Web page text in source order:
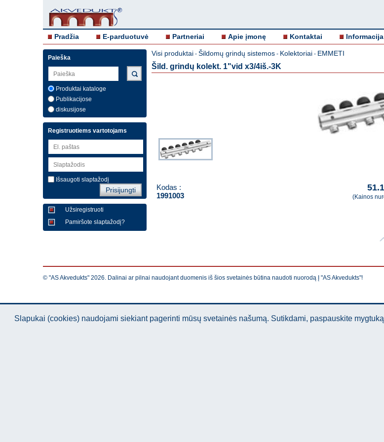
Pradžia E-parduotuvė Partneriai Apie įmonę Kontaktai Informacija
Paieška
Produktai kataloge
Publikacijose
diskusijose
Registruotiems vartotojams
Išsaugoti slaptažodį
Užsiregistruoti
Pamiršote slaptažodį?
Visi produktai - Šildomų grindų sistemos - Kolektoriai - EMMETI
Šild. grindų kolekt. 1"vid x3/4iš.-3K
Kodas :
1991003
(Kainos
© "AS Akvedukts" 2026. Dalinai ar pilnai naudojant duomenis iš šios svetainės būtina naudoti nuorodą Į "AS Akvedukts"!
Slapukai (cookies) naudojami siekiant pagerinti mūsų svetainės našumą. Sutikdami, paspauskite mygtuką